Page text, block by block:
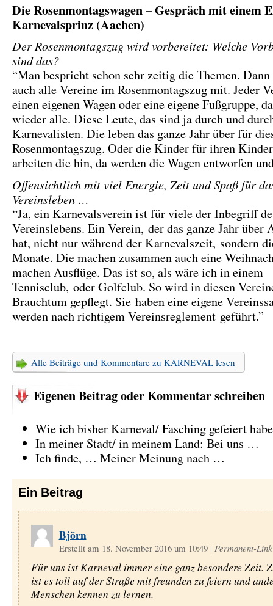
Die Rosenmontagswagen – Gespräch mit einem
Karnevalsprinz (Aachen)
Der Rosenmontagszug wird vorbereitet: Welche
sind das?
“Man bespricht schon sehr zeitig die Themen. Dann
auch alle Vereine im Rosenmontagszug mit. Jeder
einen eigenen Wagen oder eine eigene Fußgruppe,
wieder alle. Diese Leute, das sind ja durch und
Karnevalisten. Die leben das ganze Jahr über für
Rosenmontagszug. Oder die Kinder für ihren
arbeiten die hin, da werden die Wagen entworfen
Offensichtlich mit viel Energie, Zeit und Spaß für
Vereinsleben …
“Ja, ein Karnevalsverein ist für viele der Inbegriff
Vereinslebens. Ein Verein, der das ganze Jahr über
hat, nicht nur während der Karnevalszeit, sondern
Monate. Die machen zusammen auch eine
machen Ausflüge. Das ist so, als wäre ich in einem
Tennisclub, oder Golfclub. So wird in diesen
Brauchtum gepflegt. Sie haben eine eigene
werden nach richtigem Vereinsreglement geführt.”
Alle Beiträge und Kommentare zu KARNEVAL lesen
Eigenen Beitrag oder Kommentar schreiben
Wie ich bisher Karneval/ Fasching gefeiert
In meiner Stadt/ in meinem Land: Bei uns …
Ich finde, … Meiner Meinung nach …
Ein Beitrag
Björn
Erstellt am 18. November 2016 um 10:49 | Permanent-Link
Für uns ist Karneval immer eine ganz besondere Zeit.
ist es toll auf der Straße mit freunden zu feiern und
Menschen kennen zu lernen.